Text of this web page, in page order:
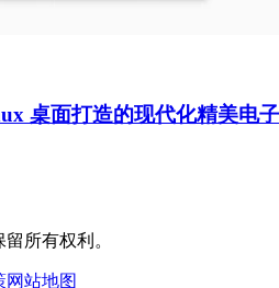
桌面打造的现代化精美电
留所有权利。
网站地图